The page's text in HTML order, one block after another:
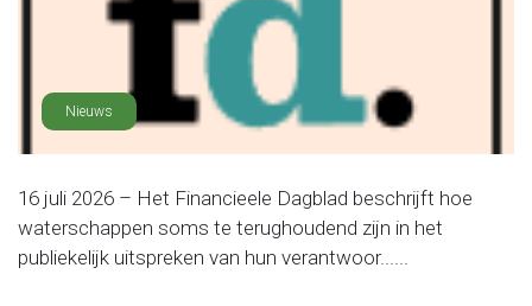
Nieuws
16 juli 2026 – Het Financieele Dagblad beschrijft hoe
waterschappen soms te terughoudend zijn in het
publiekelijk uitspreken van hun verantwoor......